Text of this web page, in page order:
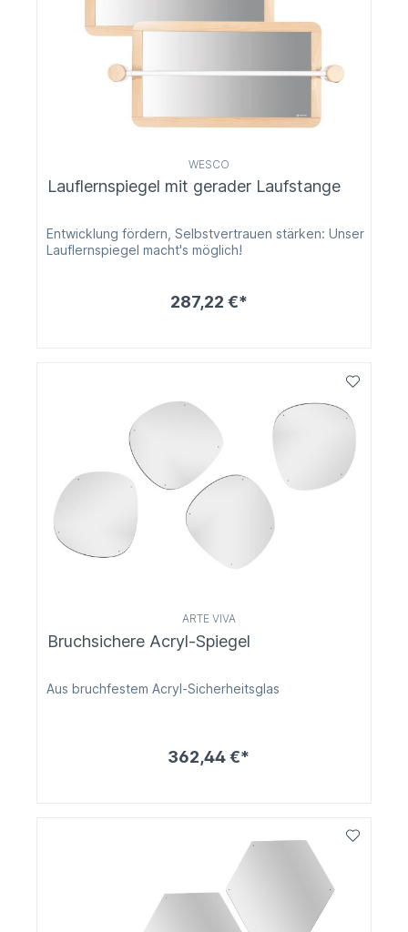
WESCO
Lauflernspiegel mit gerader Laufstange
Entwicklung fördern, Selbstvertrauen stärken: Unser
Lauflernspiegel macht's möglich!
287,22 €*
ARTE VIVA
Bruchsichere Acryl-Spiegel
Aus bruchfestem Acryl-Sicherheitsglas
362,44 €*